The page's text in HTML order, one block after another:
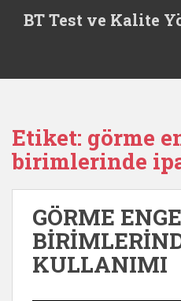
t
BT Test ve Kalite
Etiket: görme
birimlerinde
GÖRME
KULLANIMI